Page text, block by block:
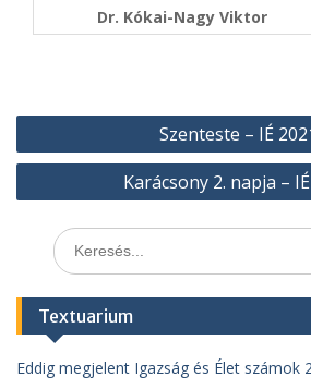
Dr. Kókai-Nagy Viktor
Bejegyzés
navigáció
Szenteste – IÉ
Karácsony 2. napja –
Search
for:
Textuarium
Eddig megjelent Igazság és Élet számok